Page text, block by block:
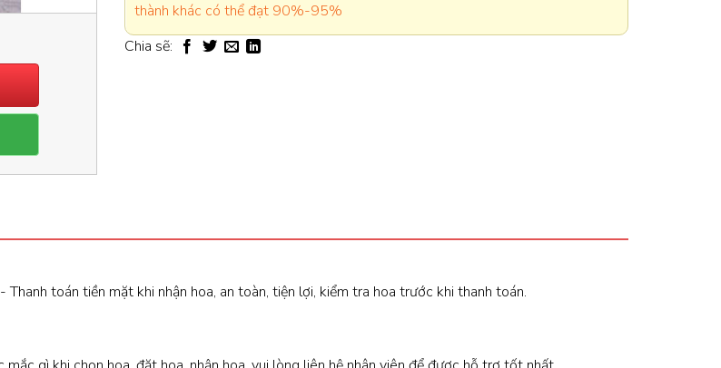
thành khác có thể đạt 90%-95%
Chia sẽ:
Thanh toán tiền mặt khi nhận hoa, an toàn, tiện lợi, kiểm tra hoa trước khi thanh toán.